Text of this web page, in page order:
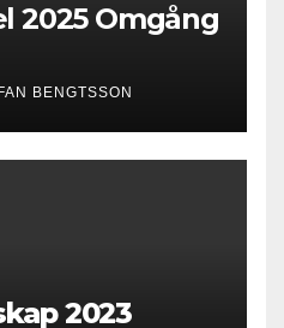
2025 Omgång
BENGTSSON
2023